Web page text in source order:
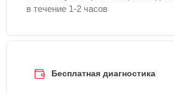
в течение 1-2 часов
Бесплатная диагностика